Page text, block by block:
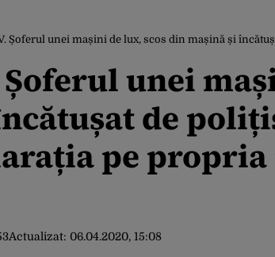
Șoferul unei mașini de lux, scos din mașină și încătușat de
Șoferul unei
de
pe
Actualizat: 06.04.2020, 15:08